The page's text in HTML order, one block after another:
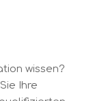
wissen?
Ihre